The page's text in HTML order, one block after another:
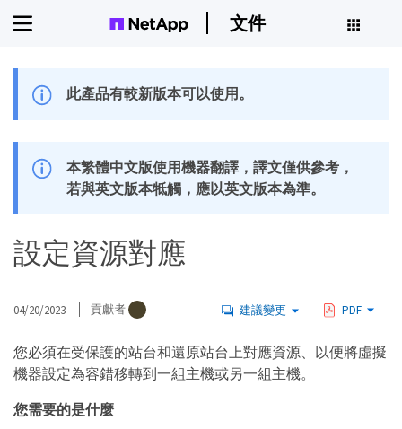
文件
此產品有較新版本可以使用。
本繁體中文版使用機器翻譯，譯文僅供參考，
若與英文版本牴觸，應以英文版本為準。
設定資源對應
04/20/2023 貢獻者 建議變更 PDF
您必須在受保護的站台和還原站台上對應資源、以便將虛擬
機器設定為容錯移轉到一組主機或另一組主機。
您需要的是什麼